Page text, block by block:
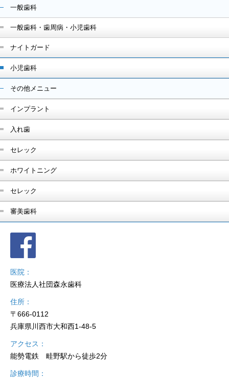
一般歯科
一般歯科・歯周病・小児歯科
ナイトガード
小児歯科
その他メニュー
インプラント
入れ歯
セレック
ホワイトニング
セレック
審美歯科
医院
医療法人社団森永歯科
住所
〒666-0112
兵庫県川西市大和西1-48-5
アクセス
能勢電鉄 畦野駅から徒歩2分
診療時間